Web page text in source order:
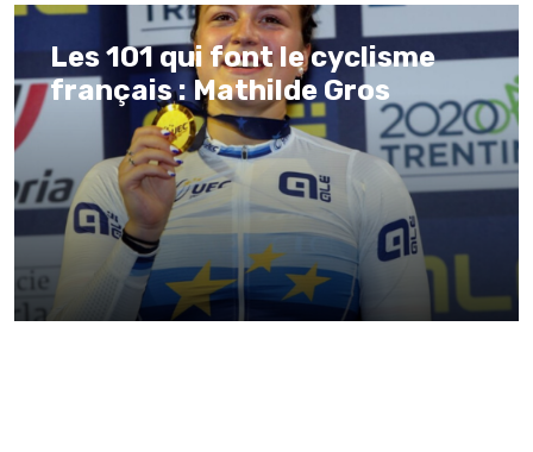
Les 101 qui font le cyclisme
français : Mathilde Gros